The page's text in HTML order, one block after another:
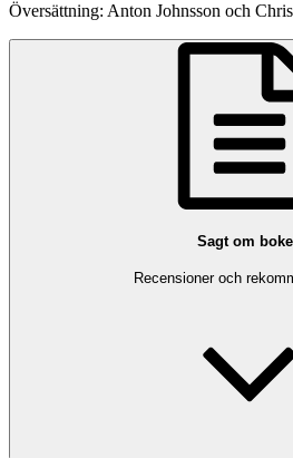
Översättning: Anton Johnsson och
Sagt om
Recensioner och